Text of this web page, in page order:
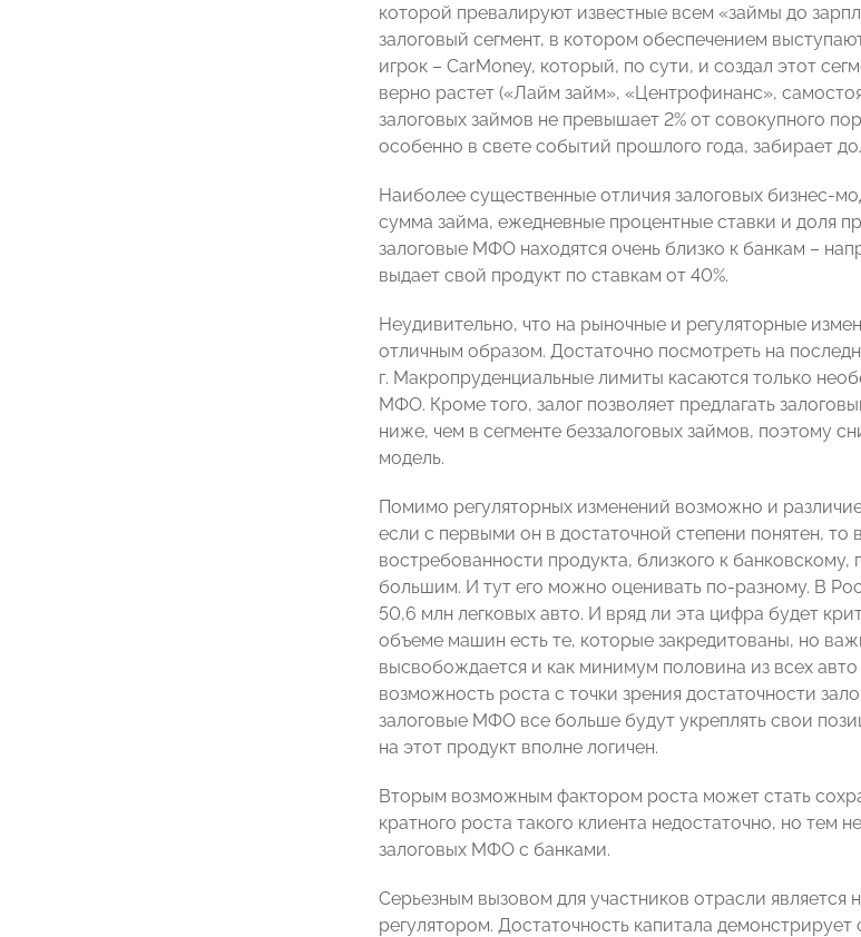
которой превалируют известные всем «займы до
залоговый сегмент, в котором обеспечением
игрок – CarMoney, который, по сути, и создал этот
верно растет («Лайм займ», «Центрофинанс»,
залоговых займов не превышает 2% от совокупного
особенно в свете событий прошлого года, забирает
Наиболее существенные отличия залоговых бизнес-
сумма займа, ежедневные процентные ставки и доля
залоговые МФО находятся очень близко к банкам –
выдает свой продукт по ставкам от 40%.
Неудивительно, что на рыночные и регуляторные
отличным образом. Достаточно посмотреть на
г. Макропруденциальные лимиты касаются только
МФО. Кроме того, залог позволяет предлагать
ниже, чем в сегменте беззалоговых займов, поэтому
модель.
Помимо регуляторных изменений возможно и
если с первыми он в достаточной степени понятен,
востребованности продукта, близкого к
большим. И тут его можно оценивать по-разному. В
50,6 млн легковых авто. И вряд ли эта цифра будет
объеме машин есть те, которые закредитованы, но
высвобождается и как минимум половина из всех
возможность роста с точки зрения достаточности
залоговые МФО все больше будут укреплять свои
на этот продукт вполне логичен.
Вторым возможным фактором роста может стать
кратного роста такого клиента недостаточно, но
залоговых МФО с банками.
Серьезным вызовом для участников отрасли
регулятором. Достаточность капитала